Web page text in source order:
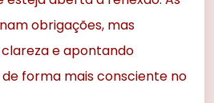
obrigações, mas
e apontando
forma mais consciente no